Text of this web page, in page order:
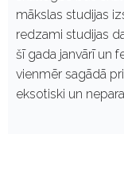
mākslas studijas
redzami studijas
šī gada janvārī un
vienmēr sagādā
eksotiski un